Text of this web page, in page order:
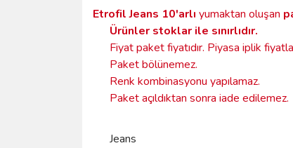
Etrofil Jeans 10'arlı yumaktan oluşan
Ürünler stoklar ile sınırlıdır.
Fiyat paket fiyatıdır. Piyasa iplik
Paket bölünemez.
Renk kombinasyonu yapılamaz.
Paket açıldıktan sonra iade edilemez.
Jeans